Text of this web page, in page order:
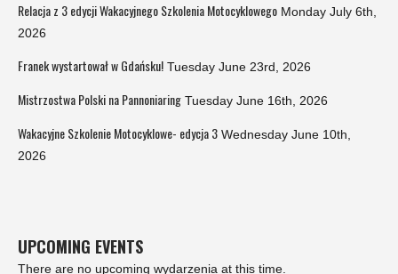
Relacja z 3 edycji Wakacyjnego Szkolenia Motocyklowego Monday July 6th,
2026
Franek wystartował w Gdańsku! Tuesday June 23rd, 2026
Mistrzostwa Polski na Pannoniaring Tuesday June 16th, 2026
Wakacyjne Szkolenie Motocyklowe- edycja 3 Wednesday June 10th,
2026
UPCOMING EVENTS
There are no upcoming wydarzenia at this time.